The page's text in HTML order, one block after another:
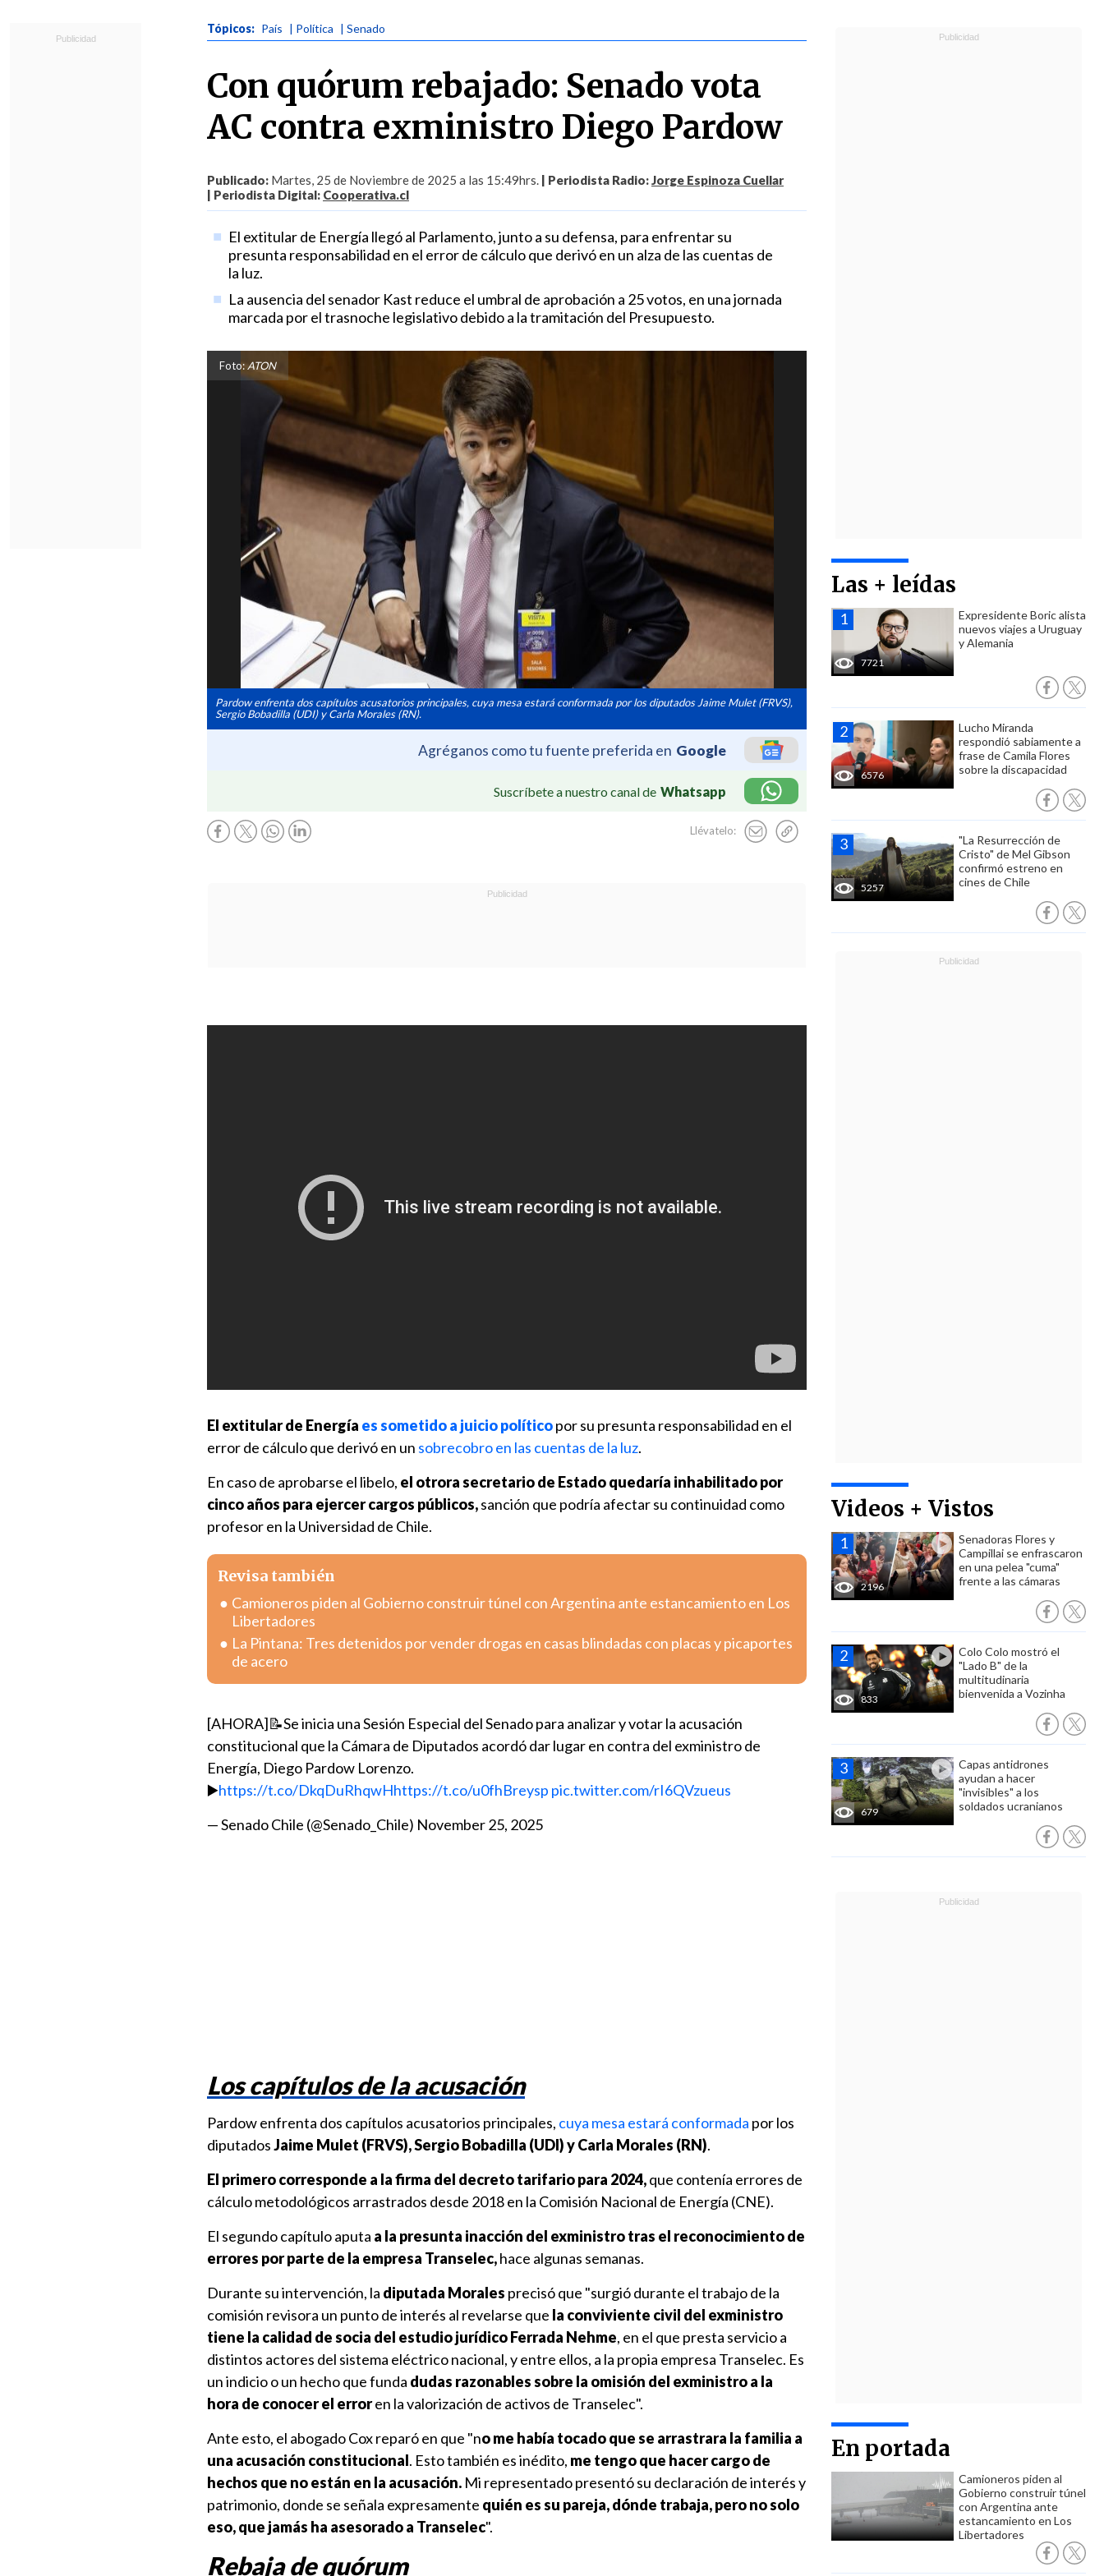
Tópicos: País | Política | Senado
Con quórum rebajado: Senado vota
AC contra exministro Diego Pardow
Publicado: Martes, 25 de Noviembre de 2025 a las 15:49hrs. | Periodista Radio:Jorge Espinoza Cuellar
| Periodista Digital: Cooperativa.cl
El extitular de Energía llegó al Parlamento, junto a su defensa, para enfrentar su
presunta responsabilidad en el error de cálculo que derivó en un alza de las cuentas de
la luz.
La ausencia del senador Kast reduce el umbral de aprobación a 25 votos, en una jornada
marcada por el trasnoche legislativo debido a la tramitación del Presupuesto.
Foto:ATON
Pardow enfrenta dos capítulos acusatorios principales, cuya mesa estará conformada por los diputados Jaime Mulet (FRVS),
Sergio Bobadilla (UDI) y Carla Morales (RN).
Agréganos como tu fuente preferida en Google
Suscríbete a nuestro canal de Whatsapp
Llévatelo:
Las + leídas
7721
Expresidente Boric alista
nuevos viajes a Uruguay
y Alemania
6576
Lucho Miranda
respondió sabiamente a
frase de Camila Flores
sobre la discapacidad
5257
"La Resurrección de
Cristo" de Mel Gibson
confirmó estreno en
cines de Chile
Videos + Vistos
2196
Senadoras Flores y
Campillai se enfrascaron
en una pelea "cuma"
frente a las cámaras
833
Colo Colo mostró el
"Lado B" de la
multitudinaria
bienvenida a Vozinha
679
Capas antidrones
ayudan a hacer
"invisibles" a los
soldados ucranianos
En portada
Camioneros piden al
Gobierno construir túnel
con Argentina ante
estancamiento en Los
Libertadores
El extitular de Energía es sometido a juicio políticopor su presunta responsabilidad en el
error de cálculo que derivó en un sobrecobro en las cuentas de la luz.
En caso de aprobarse el libelo, el otrora secretario de Estado quedaría inhabilitado por
cinco años para ejercer cargos públicos,sanción que podría afectar su continuidad como
profesor en la Universidad de Chile.
Revisa también
Camioneros piden al Gobierno construir túnel con Argentina ante estancamiento en Los
Libertadores
La Pintana: Tres detenidos por vender drogas en casas blindadas con placas y picaportes
de acero
[AHORA]📝Se inicia una Sesión Especial del Senado para analizar y votar la acusación
constitucional que la Cámara de Diputados acordó dar lugar en contra del exministro de
Energía, Diego Pardow Lorenzo.
▶️https://t.co/DkqDuRhqwHhttps://t.co/u0fhBreysp pic.twitter.com/rI6QVzueus
— Senado Chile (@Senado_Chile) November 25, 2025
Los capítulos de la acusación
Pardow enfrenta dos capítulos acusatorios principales, cuya mesa estará conformada por los
diputadosJaime Mulet (FRVS), Sergio Bobadilla (UDI) y Carla Morales (RN).
El primero corresponde a la firma del decreto tarifario para 2024,que contenía errores de
cálculo metodológicos arrastrados desde 2018 en la Comisión Nacional de Energía (CNE).
El segundo capítulo aputa a la presunta inacción del exministro tras el reconocimiento de
errores por parte de la empresa Transelec,hace algunas semanas.
Durante su intervención, la diputada Morales precisó que "surgió durante el trabajo de la
comisión revisora un punto de interés al revelarse que la conviviente civil del exministro
tiene la calidad de socia del estudio jurídico Ferrada Nehme, en el que presta servicio a
distintos actores del sistema eléctrico nacional, y entre ellos, a la propia empresa Transelec. Es
un indicio o un hecho que funda dudas razonables sobre la omisión del exministro a la
hora de conocer el erroren la valorización de activos de Transelec".
Ante esto, el abogado Cox reparó en que "no me había tocado que se arrastrara la familia a
una acusación constitucional. Esto también es inédito, me tengo que hacer cargo de
hechos que no están en la acusación. Mi representado presentó su declaración de interés y
patrimonio, donde se señala expresamente quién es su pareja, dónde trabaja, pero no solo
eso, que jamás ha asesorado a Transelec".
Rebaja de quórum